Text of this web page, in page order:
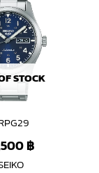
STOCK
฿